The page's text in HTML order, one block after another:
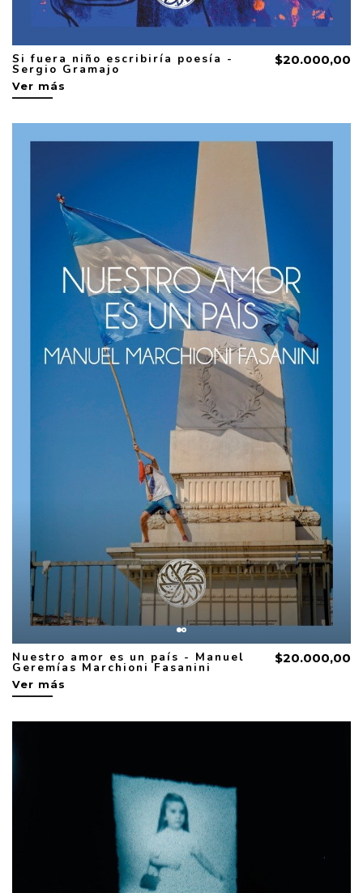
Si fuera niño escribiría poesía -
Sergio Gramajo
$20.000,00
Ver más
Nuestro amor es un país - Manuel
Geremías Marchioni Fasanini
$20.000,00
Ver más